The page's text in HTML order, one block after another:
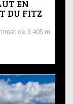
EN
DU FITZ
de 3 405 m